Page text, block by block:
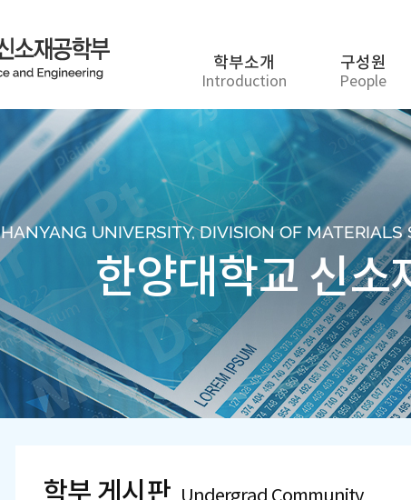
학부소개
Introduction
구성원
People
HANYANG UNIVERSITY, DIVISION OF
한양대학교 신소
학부 게시판